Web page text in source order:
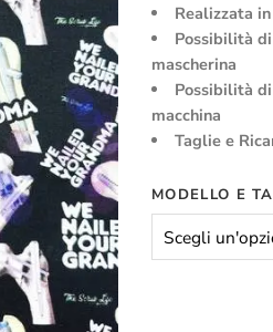
Realizzata
Possibilità
mascherina
Possibilità
macchina
Taglie e
MODELLO E